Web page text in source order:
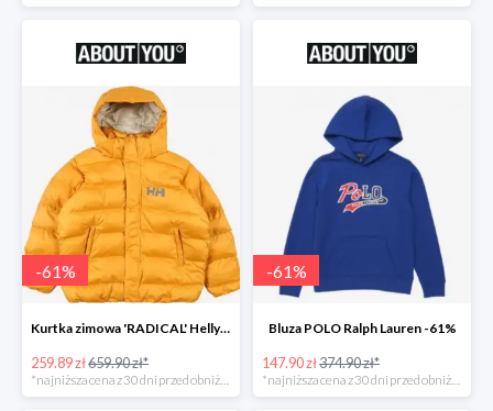
-61%
Kurtka zimowa 'RADICAL' Helly Hansen -61%
259.89 zł659.90 zł*
-61%
Bluza POLO Ralph Lauren -61%
147.90 zł374.90 zł*